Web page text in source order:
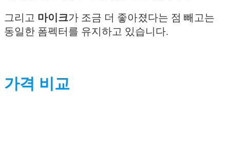
그리고 마이크가 조금 더 좋아졌다는 점 빼고는
동일한 폼펙터를 유지하고 있습니다.
가격 비교